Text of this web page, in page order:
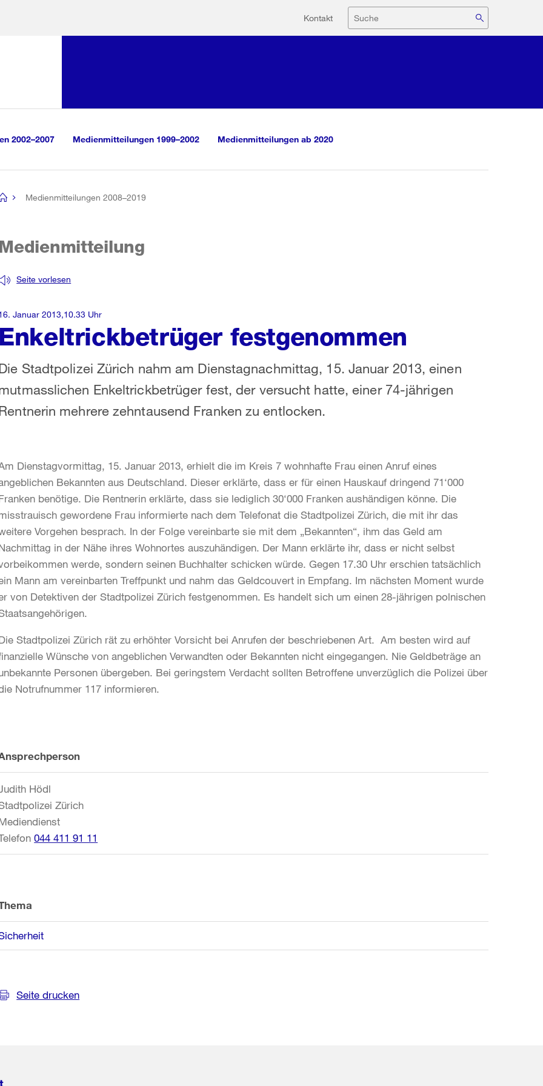
Hilfsnavigation
Kontakt Suche
2002–2007 Medienmitteilungen 1999–2002 Medienmitteilungen ab 2020
Medienmitteilungen 2008–2019
Enkeltrickbetrüger festgenommen
Seite vorlesen
Stadtpolizei Zürich nahm am Dienstagnachmittag, 15. Januar 2013, einen
Enkeltrickbetrüger fest, der versucht hatte, einer 74-jährigen
mehrere zehntausend Franken zu entlocken.
Januar 2013,10.33 Uhr
Dienstagvormittag, 15. Januar 2013, erhielt die im Kreis 7 wohnhafte Frau einen Anruf eines
Bekannten aus Deutschland. Dieser erklärte, dass er für einen Hauskauf dringend 71‘000
benötige. Die Rentnerin erklärte, dass sie lediglich 30‘000 Franken aushändigen könne. Die
gewordene Frau informierte nach dem Telefonat die Stadtpolizei Zürich, die mit ihr das
Vorgehen besprach. In der Folge vereinbarte sie mit dem „Bekannten“, ihm das Geld am
in der Nähe ihres Wohnortes auszuhändigen. Der Mann erklärte ihr, dass er nicht selbst
werde, sondern seinen Buchhalter schicken würde. Gegen 17.30 Uhr erschien tatsächlich
Mann am vereinbarten Treffpunkt und nahm das Geldcouvert in Empfang. Im nächsten Moment wurde
von Detektiven der Stadtpolizei Zürich festgenommen. Es handelt sich um einen 28-jährigen polnischen
Stadtpolizei Zürich rät zu erhöhter Vorsicht bei Anrufen der beschriebenen Art. Am besten wird auf
Wünsche von angeblichen Verwandten oder Bekannten nicht eingegangen. Nie Geldbeträge an
Personen übergeben. Bei geringstem Verdacht sollten Betroffene unverzüglich die Polizei über
Notrufnummer 117 informieren.
Hödl
Zürich
044 411 91 11
Seite drucken